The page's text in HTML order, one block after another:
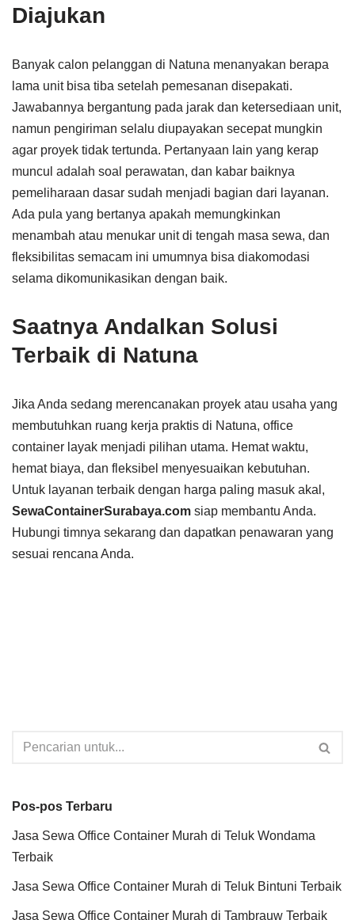
Diajukan
Banyak calon pelanggan di Natuna menanyakan berapa
lama unit bisa tiba setelah pemesanan disepakati.
Jawabannya bergantung pada jarak dan ketersediaan unit,
namun pengiriman selalu diupayakan secepat mungkin
agar proyek tidak tertunda. Pertanyaan lain yang kerap
muncul adalah soal perawatan, dan kabar baiknya
pemeliharaan dasar sudah menjadi bagian dari layanan.
Ada pula yang bertanya apakah memungkinkan
menambah atau menukar unit di tengah masa sewa, dan
fleksibilitas semacam ini umumnya bisa diakomodasi
selama dikomunikasikan dengan baik.
Saatnya Andalkan Solusi
Terbaik di Natuna
Jika Anda sedang merencanakan proyek atau usaha yang
membutuhkan ruang kerja praktis di Natuna, office
container layak menjadi pilihan utama. Hemat waktu,
hemat biaya, dan fleksibel menyesuaikan kebutuhan.
Untuk layanan terbaik dengan harga paling masuk akal,
SewaContainerSurabaya.com siap membantu Anda.
Hubungi timnya sekarang dan dapatkan penawaran yang
sesuai rencana Anda.
Pos-pos Terbaru
Jasa Sewa Office Container Murah di Teluk Wondama
Terbaik
Jasa Sewa Office Container Murah di Teluk Bintuni Terbaik
Jasa Sewa Office Container Murah di Tambrauw Terbaik